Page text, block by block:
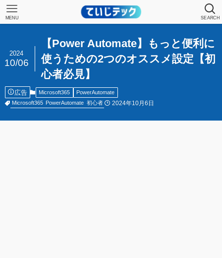
SEARCH
MENU
【Power Automate】もっと便利に
使うための2つのオススメ設定【初
心者必見】
2024
10/06
広告 Microsoft365
PowerAutomate
Microsoft365
PowerAutomate 初心者 2024年10月6日